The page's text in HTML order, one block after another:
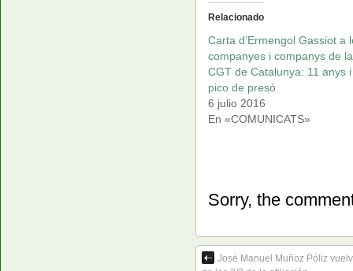
Relacionado
Carta d’Ermengol Gassiot a
companyes i companys de la
CGT de Catalunya: 11 anys i
pico de presó
6 julio 2016
En «COMUNICATS»
Sorry, the
José Manuel Muñoz Póliz